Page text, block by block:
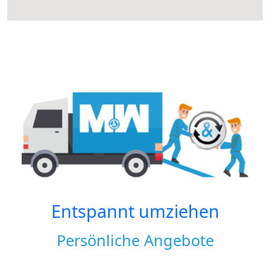
Entspannt umziehen
Persönliche Angebote